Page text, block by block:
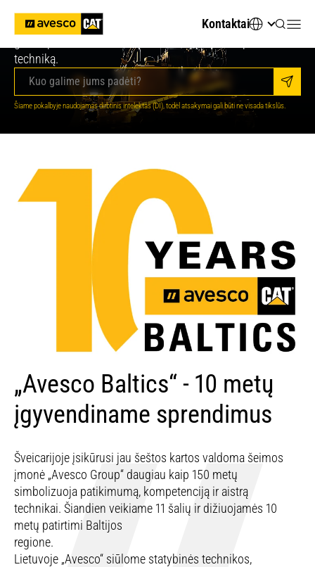
Kontaktai
Klauskite „Avesco DI“ – tai virtualus konsultantas, kuris
techniką.
Jūsų skaitmeninis AI patarėjas
Siųsti
Šiame pokalbyje naudojamas dirbtinis intelektas (DI), todėl atsakymai gali būti ne visada tikslūs.
„Avesco Baltics“ - 10 metų
įgyvendiname sprendimus
Šveicarijoje įsikūrusi jau šeštos kartos valdoma šeimos
įmonė „Avesco Group“ daugiau kaip 150 metų
simbolizuoja patikimumą, kompetenciją ir aistrą
technikai. Šiandien veikiame 11 šalių ir dižiuojamės 10
metų patirtimi Baltijos
regione.
Lietuvoje „Avesco“ siūlome statybinės technikos,